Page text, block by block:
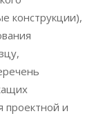
конструкции),
проектной и